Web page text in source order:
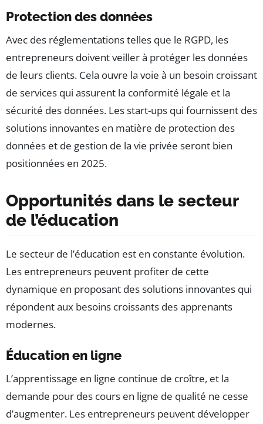
Protection des données
Avec des réglementations telles que le RGPD, les
entrepreneurs doivent veiller à protéger les données
de leurs clients. Cela ouvre la voie à un besoin croissant
de services qui assurent la conformité légale et la
sécurité des données. Les start-ups qui fournissent des
solutions innovantes en matière de protection des
données et de gestion de la vie privée seront bien
positionnées en 2025.
Opportunités dans le secteur
de l’éducation
Le secteur de l’éducation est en constante évolution.
Les entrepreneurs peuvent profiter de cette
dynamique en proposant des solutions innovantes qui
répondent aux besoins croissants des apprenants
modernes.
Éducation en ligne
L’apprentissage en ligne continue de croître, et la
demande pour des cours en ligne de qualité ne cesse
d’augmenter. Les entrepreneurs peuvent développer